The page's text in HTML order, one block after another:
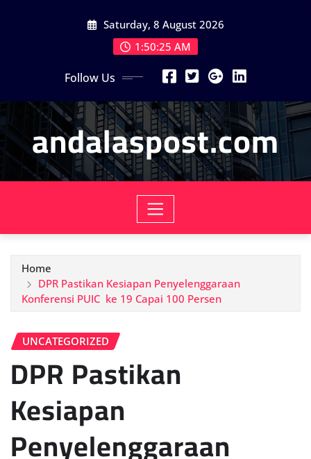
Saturday, 8 August 2026
1:50:26 AM
Follow Us
andalaspost.com
Home
DPR Pastikan Kesiapan Penyelenggaraan
Konferensi PUIC  ke 19 Capai 100 Persen
UNCATEGORIZED
DPR Pastikan
Kesiapan
Penyelenggaraan